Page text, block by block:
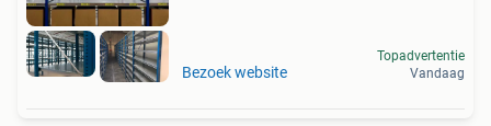
Bezoek website
Topadvertentie
Vandaag